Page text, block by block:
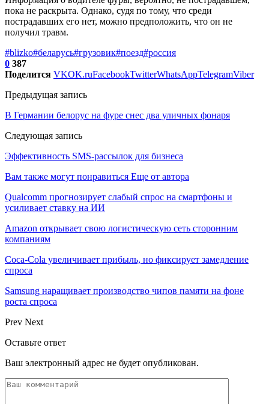
пока не раскрыта. Однако, судя по тому, что среди
пострадавших его нет, можно предположить, что он не
получил травм.
#blizko#беларусь#грузовик#поезд#россия
0 387
Поделится VKOK.ruFacebookTwitterWhatsAppTelegramViber
Предыдущая запись
В Германии белорус на фуре снес два уличных фонаря
Следующая запись
Эффективность SMS-рассылок для бизнеса
Вам также могут понравиться Еще от автора
Qualcomm прогнозирует слабый спрос на смартфоны и
усиливает ставку на ИИ
Amazon открывает свою логистическую сеть сторонним
компаниям
Coca-Cola увеличивает прибыль, но фиксирует замедление
спроса
Samsung наращивает производство чипов памяти на фоне
роста спроса
Prev Next
Оставьте ответ
Ваш электронный адрес не будет опубликован.